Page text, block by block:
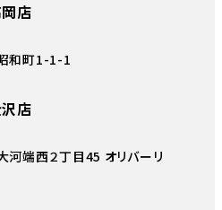
店
和町1-1-1
店
河端西２丁目45 オリバーリ